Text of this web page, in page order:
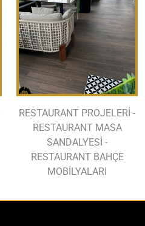
RESTAURANT PROJELERİ -
RESTAURANT MASA
SANDALYESİ -
RESTAURANT BAHÇE
MOBİLYALARI